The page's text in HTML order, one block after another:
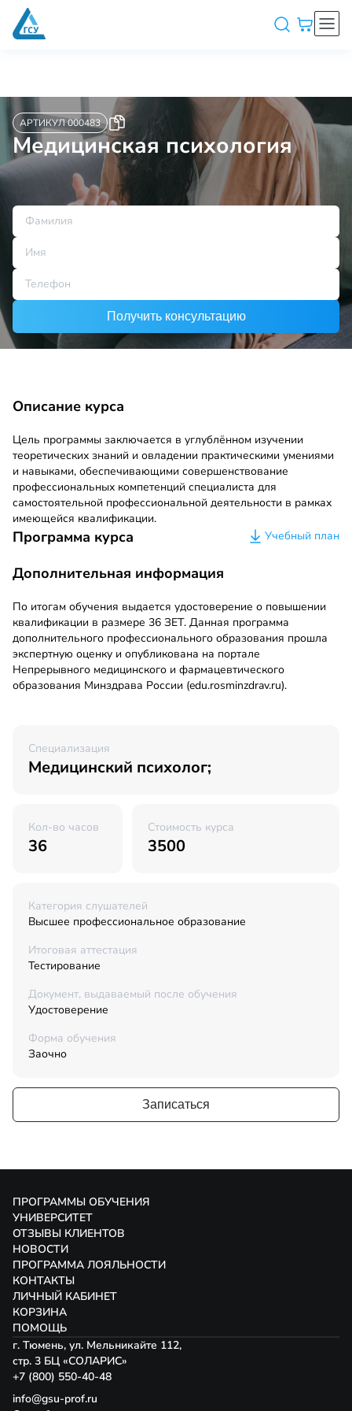
АРТИКУЛ 000483
Медицинская психология
Получить консультацию
Описание курса
Цель программы заключается в углублённом изучении
теоретических знаний и овладении практическими умениями
и навыками, обеспечивающими совершенствование
профессиональных компетенций специалиста для
самостоятельной профессиональной деятельности в рамках
имеющейся квалификации.
Программа курса Учебный план
Дополнительная информация
По итогам обучения выдается удостоверение о повышении
квалификации в размере 36 ЗЕТ. Данная программа
дополнительного профессионального образования прошла
экспертную оценку и опубликована на портале
Непрерывного медицинского и фармацевтического
образования Минздрава России (edu.rosminzdrav.ru).
Специализация
Медицинский психолог;
Кол-во часов
36
Стоимость курса
3500
Категория слушателей
Высшее профессиональное образование
Итоговая аттестация
Тестирование
Документ, выдаваемый после обучения
Удостоверение
Форма обучения
Заочно
Записаться
ПРОГРАММЫ ОБУЧЕНИЯ
УНИВЕРСИТЕТ
ОТЗЫВЫ КЛИЕНТОВ
НОВОСТИ
ПРОГРАММА ЛОЯЛЬНОСТИ
КОНТАКТЫ
ЛИЧНЫЙ КАБИНЕТ
КОРЗИНА
ПОМОЩЬ
г. Тюмень, ул. Мельникайте 112,
стр. 3 БЦ «СОЛАРИС»
+7 (800) 550-40-48
info@gsu-prof.ru